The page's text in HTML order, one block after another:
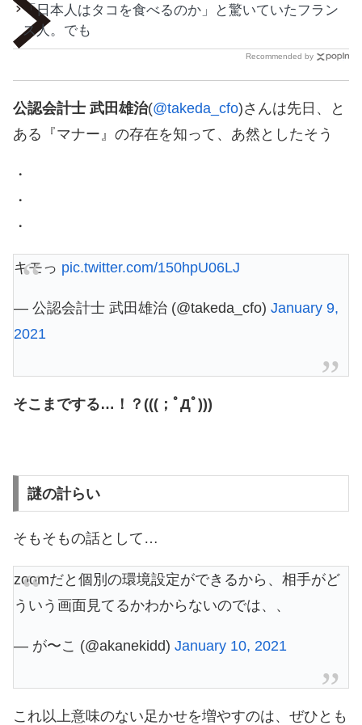
「日本人はタコを食べるのか」と驚いていたフラン
ス人。でも
Recommended by
公認会計士 武田雄治(@takeda_cfo)さんは先日、と
ある『マナー』の存在を知って、あ然としたそう
・
・
・
キモっ pic.twitter.com/150hpU06LJ
— 公認会計士 武田雄治 (@takeda_cfo) January 9,
2021
そこまでする…！？(((；ﾟДﾟ)))
謎の計らい
そもそもの話として…
zoomだと個別の環境設定ができるから、相手がど
ういう画面見てるかわからないのでは、、
— が〜こ (@akanekidd) January 10, 2021
これ以上意味のない足かせを増やすのは、ぜひとも